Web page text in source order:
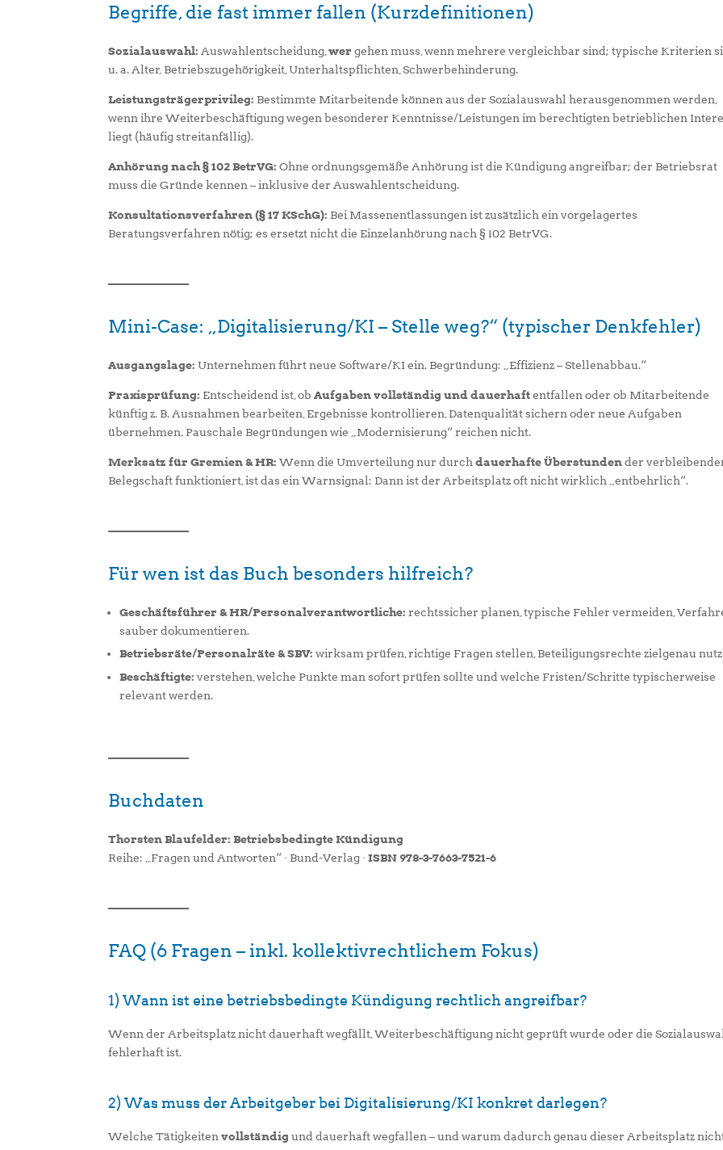
Begriffe, die fast immer fallen (Kurzdefinitionen)
Sozialauswahl: Auswahlentscheidung,wer gehen muss, wenn mehrere vergleichbar sind; typische Kriterien
u. a. Alter, Betriebszugehörigkeit, Unterhaltspflichten, Schwerbehinderung.
Leistungsträgerprivileg: Bestimmte Mitarbeitende können aus der Sozialauswahl herausgenommen werden,
wenn ihre Weiterbeschäftigung wegen besonderer Kenntnisse/Leistungen im berechtigten betrieblichen
liegt (häufig streitanfällig).
Anhörung nach § 102 BetrVG: Ohne ordnungsgemäße Anhörung ist die Kündigung angreifbar; der Betriebsrat
muss die Gründe kennen – inklusive der Auswahlentscheidung.
Konsultationsverfahren (§ 17 KSchG): Bei Massenentlassungen ist zusätzlich ein vorgelagertes
Beratungsverfahren nötig; es ersetzt nicht die Einzelanhörung nach § 102 BetrVG.
Mini-Case: „Digitalisierung/KI – Stelle weg?“ (typischer Denkfehler)
Ausgangslage: Unternehmen führt neue Software/KI ein. Begründung: „Effizienz – Stellenabbau.“
Praxisprüfung: Entscheidend ist, obAufgaben vollständig und dauerhaftentfallen oder ob Mitarbeitende
künftig z. B. Ausnahmen bearbeiten, Ergebnisse kontrollieren, Datenqualität sichern oder neue Aufgaben
übernehmen. Pauschale Begründungen wie „Modernisierung“ reichen nicht.
Merksatz für Gremien & HR: Wenn die Umverteilung nur durchdauerhafte Überstundender
Belegschaft funktioniert, ist das ein Warnsignal: Dann ist der Arbeitsplatz oft nicht wirklich „entbehrlich“.
Für wen ist das Buch besonders hilfreich?
Geschäftsführer & HR/Personalverantwortliche: rechtssicher planen, typische Fehler vermeiden,
sauber dokumentieren.
Betriebsräte/Personalräte & SBV: wirksam prüfen, richtige Fragen stellen, Beteiligungsrechte zielgenau
Beschäftigte: verstehen, welche Punkte man sofort prüfen sollte und welche Fristen/Schritte typischerweise
relevant werden.
Buchdaten
Thorsten Blaufelder: Betriebsbedingte Kündigung
Reihe: „Fragen und Antworten“ · Bund-Verlag ·ISBN 978-3-7663-7521-6
FAQ (6 Fragen – inkl. kollektivrechtlichem Fokus)
1) Wann ist eine betriebsbedingte Kündigung rechtlich angreifbar?
Wenn der Arbeitsplatz nicht dauerhaft wegfällt, Weiterbeschäftigung nicht geprüft wurde oder die
fehlerhaft ist.
2) Was muss der Arbeitgeber bei Digitalisierung/KI konkret darlegen?
Welche Tätigkeitenvollständig und dauerhaft wegfallen – und warum dadurch genau dieser Arbeitsplatz